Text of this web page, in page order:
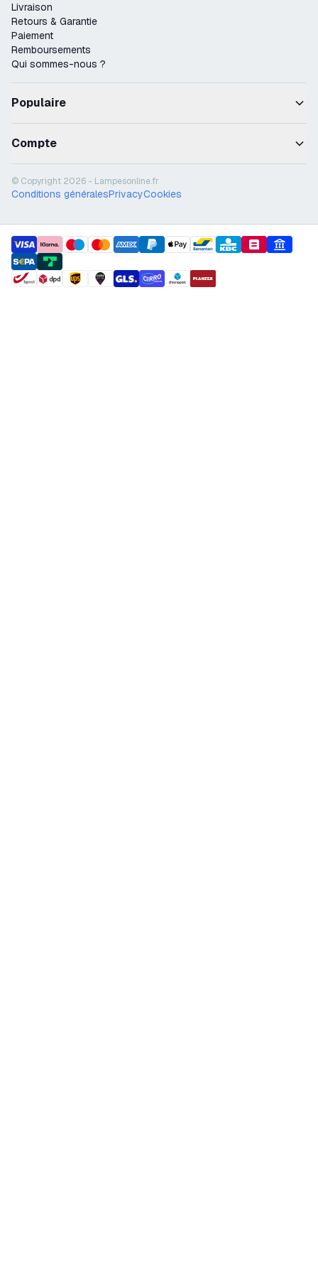
Livraison
Retours & Garantie
Paiement
Remboursements
Qui sommes-nous ?
Populaire
Compte
© Copyright 2026 - Lampesonline.fr
Conditions généralesPrivacyCookies
payment methods
shipment methods